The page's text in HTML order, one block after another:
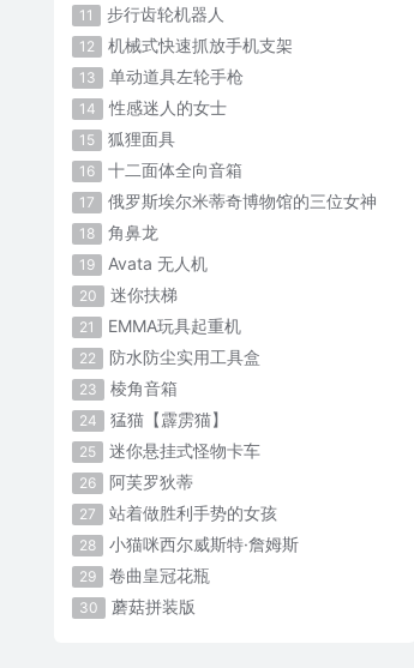
11 步行齿轮机器人
12 机械式快速抓放手机支架
13 单动道具左轮手枪
14 性感迷人的女士
15 狐狸面具
16 十二面体全向音箱
17 俄罗斯埃尔米蒂奇博物馆的三位女神
18 角鼻龙
19 Avata 无人机
20 迷你扶梯
21 EMMA玩具起重机
22 防水防尘实用工具盒
23 棱角音箱
24 猛猫【霹雳猫】
25 迷你悬挂式怪物卡车
26 阿芙罗狄蒂
27 站着做胜利手势的女孩
28 小猫咪西尔威斯特·詹姆斯
29 卷曲皇冠花瓶
30 蘑菇拼装版